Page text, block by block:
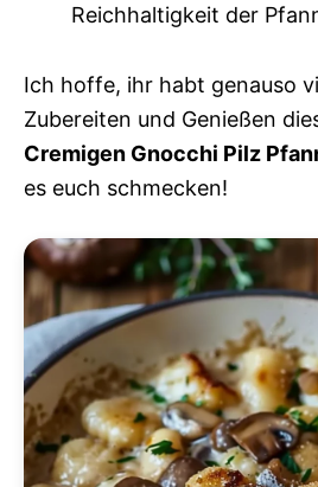
Reichhaltigkeit der
Ich hoffe, ihr habt genauso
Zubereiten und Genießen
Cremigen Gnocchi Pilz
es euch schmecken!